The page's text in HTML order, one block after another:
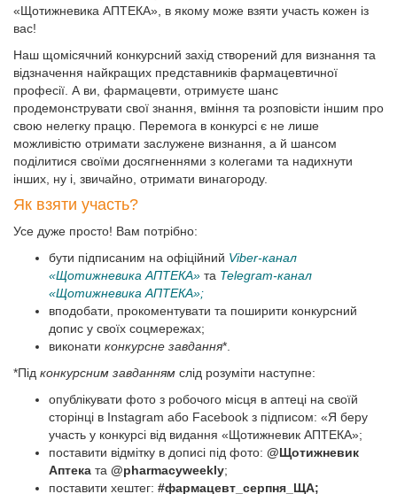
«Щотижневика АПТЕКА», в якому може взяти участь кожен із
вас!
Наш щомісячний конкурсний захід створений для визнання та
відзначення найкращих представників фармацевтичної
професії. А ви, фармацевти, отримуєте шанс
продемонструвати свої знання, вміння та розповісти іншим про
свою нелегку працю. Перемога в конкурсі є не лише
можливістю отримати заслужене визнання, а й шансом
поділитися своїми досягненнями з колегами та надихнути
інших, ну і, звичайно, отримати винагороду.
Як взяти участь?
Усе дуже просто! Вам потрібно:
бути підписаним на офіційний Viber-канал
«Щотижневика АПТЕКА» та Telegram-канал
«Щотижневика АПТЕКА»;
вподобати, прокоментувати та поширити конкурсний
допис у своїх соцмережах;
виконати конкурсне завдання*.
*Під конкурсним завданням слід розуміти наступне:
опублікувати фото з робочого місця в аптеці на своїй
сторінці в Instagram або Facebook з підписом: «Я беру
участь у конкурсі від видання «Щотижневик АПТЕКА»;
поставити відмітку в дописі під фото: @Щотижневик
Аптека та @pharmacyweekly;
поставити хештег: #фармацевт_серпня_ЩА;